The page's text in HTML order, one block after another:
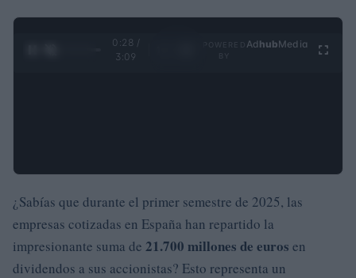
0:29 /
3:09
Ad hubMedia
¿Sabías que durante el primer semestre de 2025, las
empresas cotizadas en España han repartido la
impresionante suma de 21.700 millones de euros en
dividendos a sus accionistas? Esto representa un